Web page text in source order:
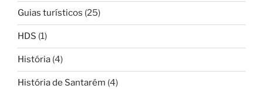
Guias turísticos (25)
HDS (1)
História (4)
História de Santarém (4)